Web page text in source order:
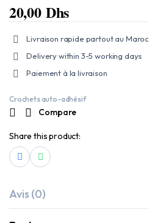
20,00Dhs
Livraison rapide partout au Maroc
Delivery within 3-5 working days
Paiement à la livraison
Crochets auto-adhésif
Compare
Share this product:
Avis (0)